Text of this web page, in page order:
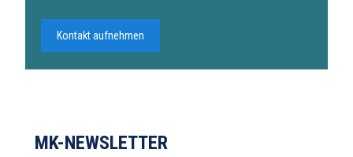
Kontakt aufnehmen
MK-NEWSLETTER